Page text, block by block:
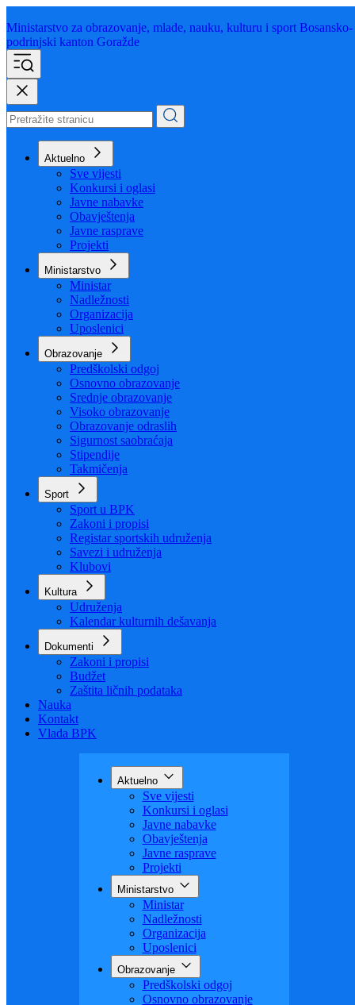
Ministarstvo za obrazovanje,
podrinjski kanton Goražde
Aktuelno
Sve vijesti
Konkursi i oglasi
Javne nabavke
Obavještenja
Javne rasprave
Projekti
Ministarstvo
Ministar
Nadležnosti
Organizacija
Uposlenici
Obrazovanje
Predškolski odgoj
Osnovno obrazovanje
Srednje obrazovanje
Visoko obrazovanje
Obrazovanje odraslih
Sigurnost saobraćaja
Stipendije
Takmičenja
Sport
Sport u BPK
Zakoni i propisi
Registar sportskih udruženja
Savezi i udruženja
Klubovi
Udruženja
Kalendar kulturnih dešavanja
Dokumenti
Zakoni i propisi
Budžet
Zaštita ličnih podataka
Aktuelno
Sve vijesti
Konkursi i oglasi
Javne nabavke
Obavještenja
Javne rasprave
Projekti
Ministarstvo
Ministar
Nadležnosti
Organizacija
Uposlenici